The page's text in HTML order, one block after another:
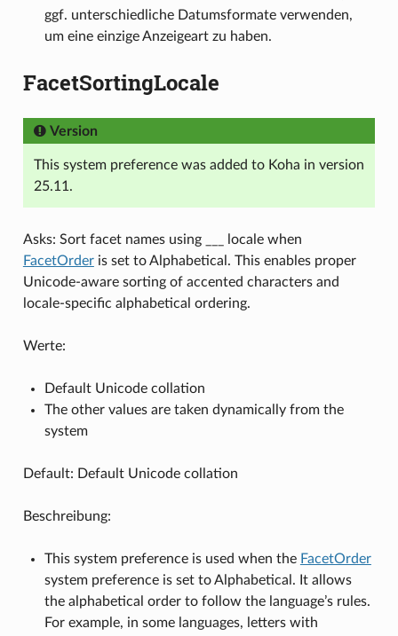
ggf. unterschiedliche Datumsformate verwenden,
um eine einzige Anzeigeart zu haben.
FacetSortingLocale
Version
This system preference was added to Koha in version
25.11.
Asks: Sort facet names using ___ locale when
FacetOrderis set to Alphabetical. This enables proper
Unicode-aware sorting of accented characters and
locale-specific alphabetical ordering.
Werte:
Default Unicode collation
The other values are taken dynamically from the
system
Default: Default Unicode collation
Beschreibung:
This system preference is used when the FacetOrder
system preference is set to Alphabetical. It allows
the alphabetical order to follow the language’s rules.
For example, in some languages, letters with